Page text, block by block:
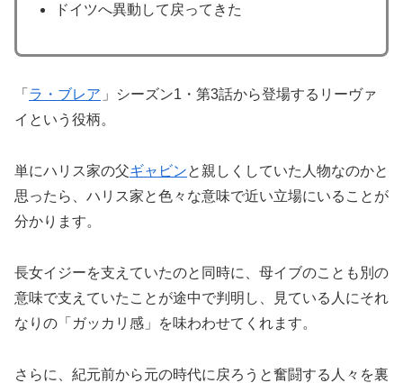
ドイツへ異動して戻ってきた
「 ラ・ブレア 」シーズン1・第3話から登場するリーヴァ
イという役柄。
単にハリス家の父ギャビンと親しくしていた人物なのかと
思ったら、ハリス家と色々な意味で近い立場にいることが
分かります。
長女イジーを支えていたのと同時に、母イブのことも別の
意味で支えていたことが途中で判明し、見ている人にそれ
なりの「ガッカリ感」を味わわせてくれます。
さらに、紀元前から元の時代に戻ろうと奮闘する人々を裏